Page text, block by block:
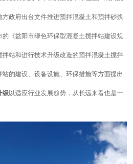
政府出台文件推进预拌混凝土和预拌砂浆
《益阳市绿色环保型混凝土搅拌站建设规
站和进行技术升级改造的预拌混凝土搅拌
的建设、设备设施、环保措施等方面提出
级以适应行业发展趋势，从长远来看也是一